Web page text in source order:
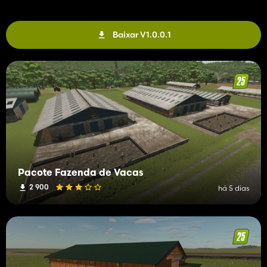
em uma das extremidades dos segmentos excluídos. Continue
até voltar para a outra extremidade do segmento de cerca limpo
para completar a construção do pasto.
Comida e água:
- Use a entrada “Cycle Feeding Mode” para alternar a
pastagem selecionada entre “Grass + Hay”, “Grass Only” e “Hay
Only”. Chave padrão: K.
- O modo de alimentação selecionado controla a descarga, a
alimentação, a exibição da alimentação e a alimentação
disponível para aquela pastagem.
- Coloque um comedouro para animais de pasto em um pasto
adequado para acomodar fardos de grama/feno para
- O modo de alimentação é salvo por pasto, com pontuação
Baixar V1.0.0.1
Pacote Fazenda de Vacas
2 900 há 5 dias